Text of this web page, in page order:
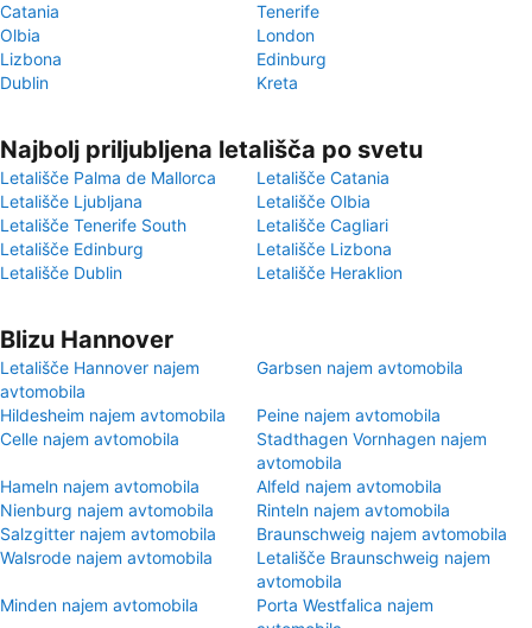
Catania
Tenerife
Olbia
London
Lizbona
Edinburg
Dublin
Kreta
Najbolj priljubljena letališča po svetu
Letališče Palma de Mallorca
Letališče Catania
Letališče Ljubljana
Letališče Olbia
Letališče Tenerife South
Letališče Cagliari
Letališče Edinburg
Letališče Lizbona
Letališče Dublin
Letališče Heraklion
Blizu Hannover
Letališče Hannover najem
avtomobila
Garbsen najem avtomobila
Hildesheim najem avtomobila
Peine najem avtomobila
Celle najem avtomobila
Stadthagen Vornhagen najem
avtomobila
Hameln najem avtomobila
Alfeld najem avtomobila
Nienburg najem avtomobila
Rinteln najem avtomobila
Salzgitter najem avtomobila
Braunschweig najem avtomobila
Walsrode najem avtomobila
Letališče Braunschweig najem
avtomobila
Minden najem avtomobila
Porta Westfalica najem